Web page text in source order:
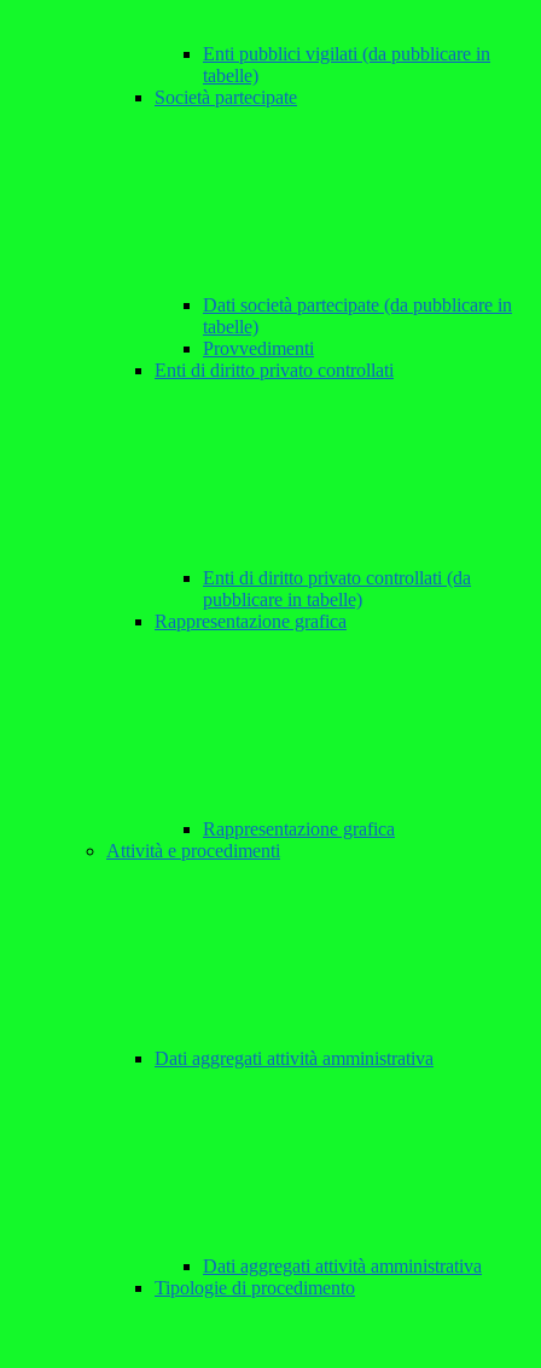
Enti pubblici vigilati (da pubblicare in
tabelle)
Società partecipate
Dati società partecipate (da pubblicare in
tabelle)
Provvedimenti
Enti di diritto privato controllati
Enti di diritto privato controllati (da
pubblicare in tabelle)
Rappresentazione grafica
Rappresentazione grafica
Attività e procedimenti
Dati aggregati attività amministrativa
Dati aggregati attività amministrativa
Tipologie di procedimento